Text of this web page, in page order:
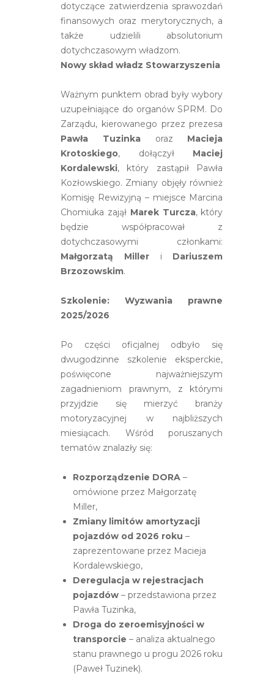
dotyczące zatwierdzenia sprawozdań
finansowych oraz merytorycznych, a
także udzielili absolutorium
dotychczasowym władzom.
Nowy skład władz Stowarzyszenia
Ważnym punktem obrad były wybory
uzupełniające do organów SPRM. Do
Zarządu, kierowanego przez prezesa
Pawła Tuzinkaoraz Macieja
Krotoskiego, dołączył Maciej
Kordalewski, który zastąpił Pawła
Kozłowskiego. Zmiany objęły również
Komisję Rewizyjną – miejsce Marcina
Chomiuka zajął Marek Turcza, który
będzie współpracował z
dotychczasowymi członkami:
Małgorzatą Milleri Dariuszem
Brzozowskim.
Szkolenie: Wyzwania prawne
2025/2026
Po części oficjalnej odbyło się
dwugodzinne szkolenie eksperckie,
poświęcone najważniejszym
zagadnieniom prawnym, z którymi
przyjdzie się mierzyć branży
motoryzacyjnej w najbliższych
miesiącach. Wśród poruszanych
tematów znalazły się:
Rozporządzenie DORA –
omówione przez Małgorzatę
Miller,
Zmiany limitów amortyzacji
pojazdów od 2026 roku –
zaprezentowane przez Macieja
Kordalewskiego,
Deregulacja w rejestracjach
pojazdów – przedstawiona przez
Pawła Tuzinka,
Droga do zeroemisyjności w
transporcie – analiza aktualnego
stanu prawnego u progu 2026 roku
(Paweł Tuzinek).